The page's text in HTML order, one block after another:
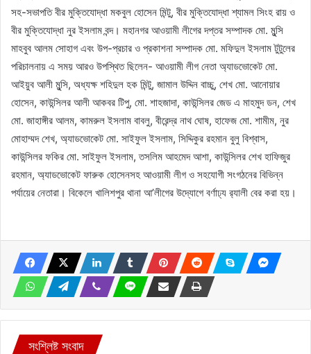
সহ-সভাপতি বীর মুক্তিযোদ্ধা মকবুল হোসেন মিন্টু, বীর মুক্তিযোদ্ধা শ্যামল সিংহ রায় ও
বীর মুক্তিযোদ্ধা নুর ইসলাম বন্দ। মহানগর আওয়ামী লীগের দপ্তর সম্পাদক মো. মুন্সি
মাহবুব আলম সোহাগ এবং উপ-প্রচার ও প্রকাশনা সম্পাদক মো. মফিদুল ইসলাম টুটুলের
পরিচালনায় এ সময় আরও উপস্থিত ছিলেন- আওয়ামী লীগ নেতা অ্যাডভোকেট মো.
আইয়ুব আলী মুন্সি, অধ্যক্ষ শহিদুল হক মিন্টু, জামাল উদ্দিন বাচ্চু, শেখ মো. আনোয়ার
হোসেন, কাউন্সিলর আলী আকবর টিপু, মো. শাহজাদা, কাউন্সিলর জেড এ মাহমুদ ডন, শেখ
মো. জাহাঙ্গীর আলম, কামরুল ইসলাম বাবলু, বীরেন্দ্র নাথ ঘোষ, হাফেজ মো. শামীম, নুর
মোহাম্মদ শেখ, অ্যাডভোকেট মো. সাইফুল ইসলাম, সিদ্দিকুর রহমান বুলু বিশ্বাস,
কাউন্সিলর ফকির মো. সাইফুল ইসলাম, তসলিম আহমেদ আশা, কাউন্সিলর শেখ হাফিজুর
রহমান, অ্যাডভোকেট ফারুক হোসেনসহ আওয়ামী লীগ ও সহযোগী সংগঠনের বিভিন্ন
পর্যায়ের নেতারা। বিকেলে খালিশপুর থানা আ’লীগের উদ্যোগে বর্ণাঢ্য র‌্যালী বের করা হয়।
সংশ্লিষ্ট সংবাদ